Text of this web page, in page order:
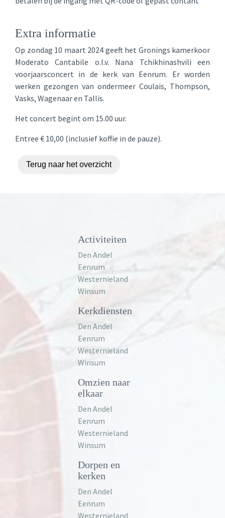
Extra informatie
Op zondag 10 maart 2024 geeft het Gronings kamerkoor
Moderato Cantabile o.l.v. Nana Tchikhinashvili een
voorjaarsconcert in de kerk van Eenrum. Er worden
werken gezongen van ondermeer Coulais, Thompson,
Vasks, Wagenaar en Tallis.
Het concert begint om 15.00 uur.
Entree € 10,00 (inclusief koffie in de pauze).
Terug naar het overzicht
Activiteiten
Den Andel
Eenrum
Westernieland
Winsum
Kerkdiensten
Den Andel
Eenrum
Westernieland
Winsum
Omzien naar
elkaar
Den Andel
Eenrum
Westernieland
Winsum
Dorpen en
kerken
Den Andel
Eenrum
Westernieland